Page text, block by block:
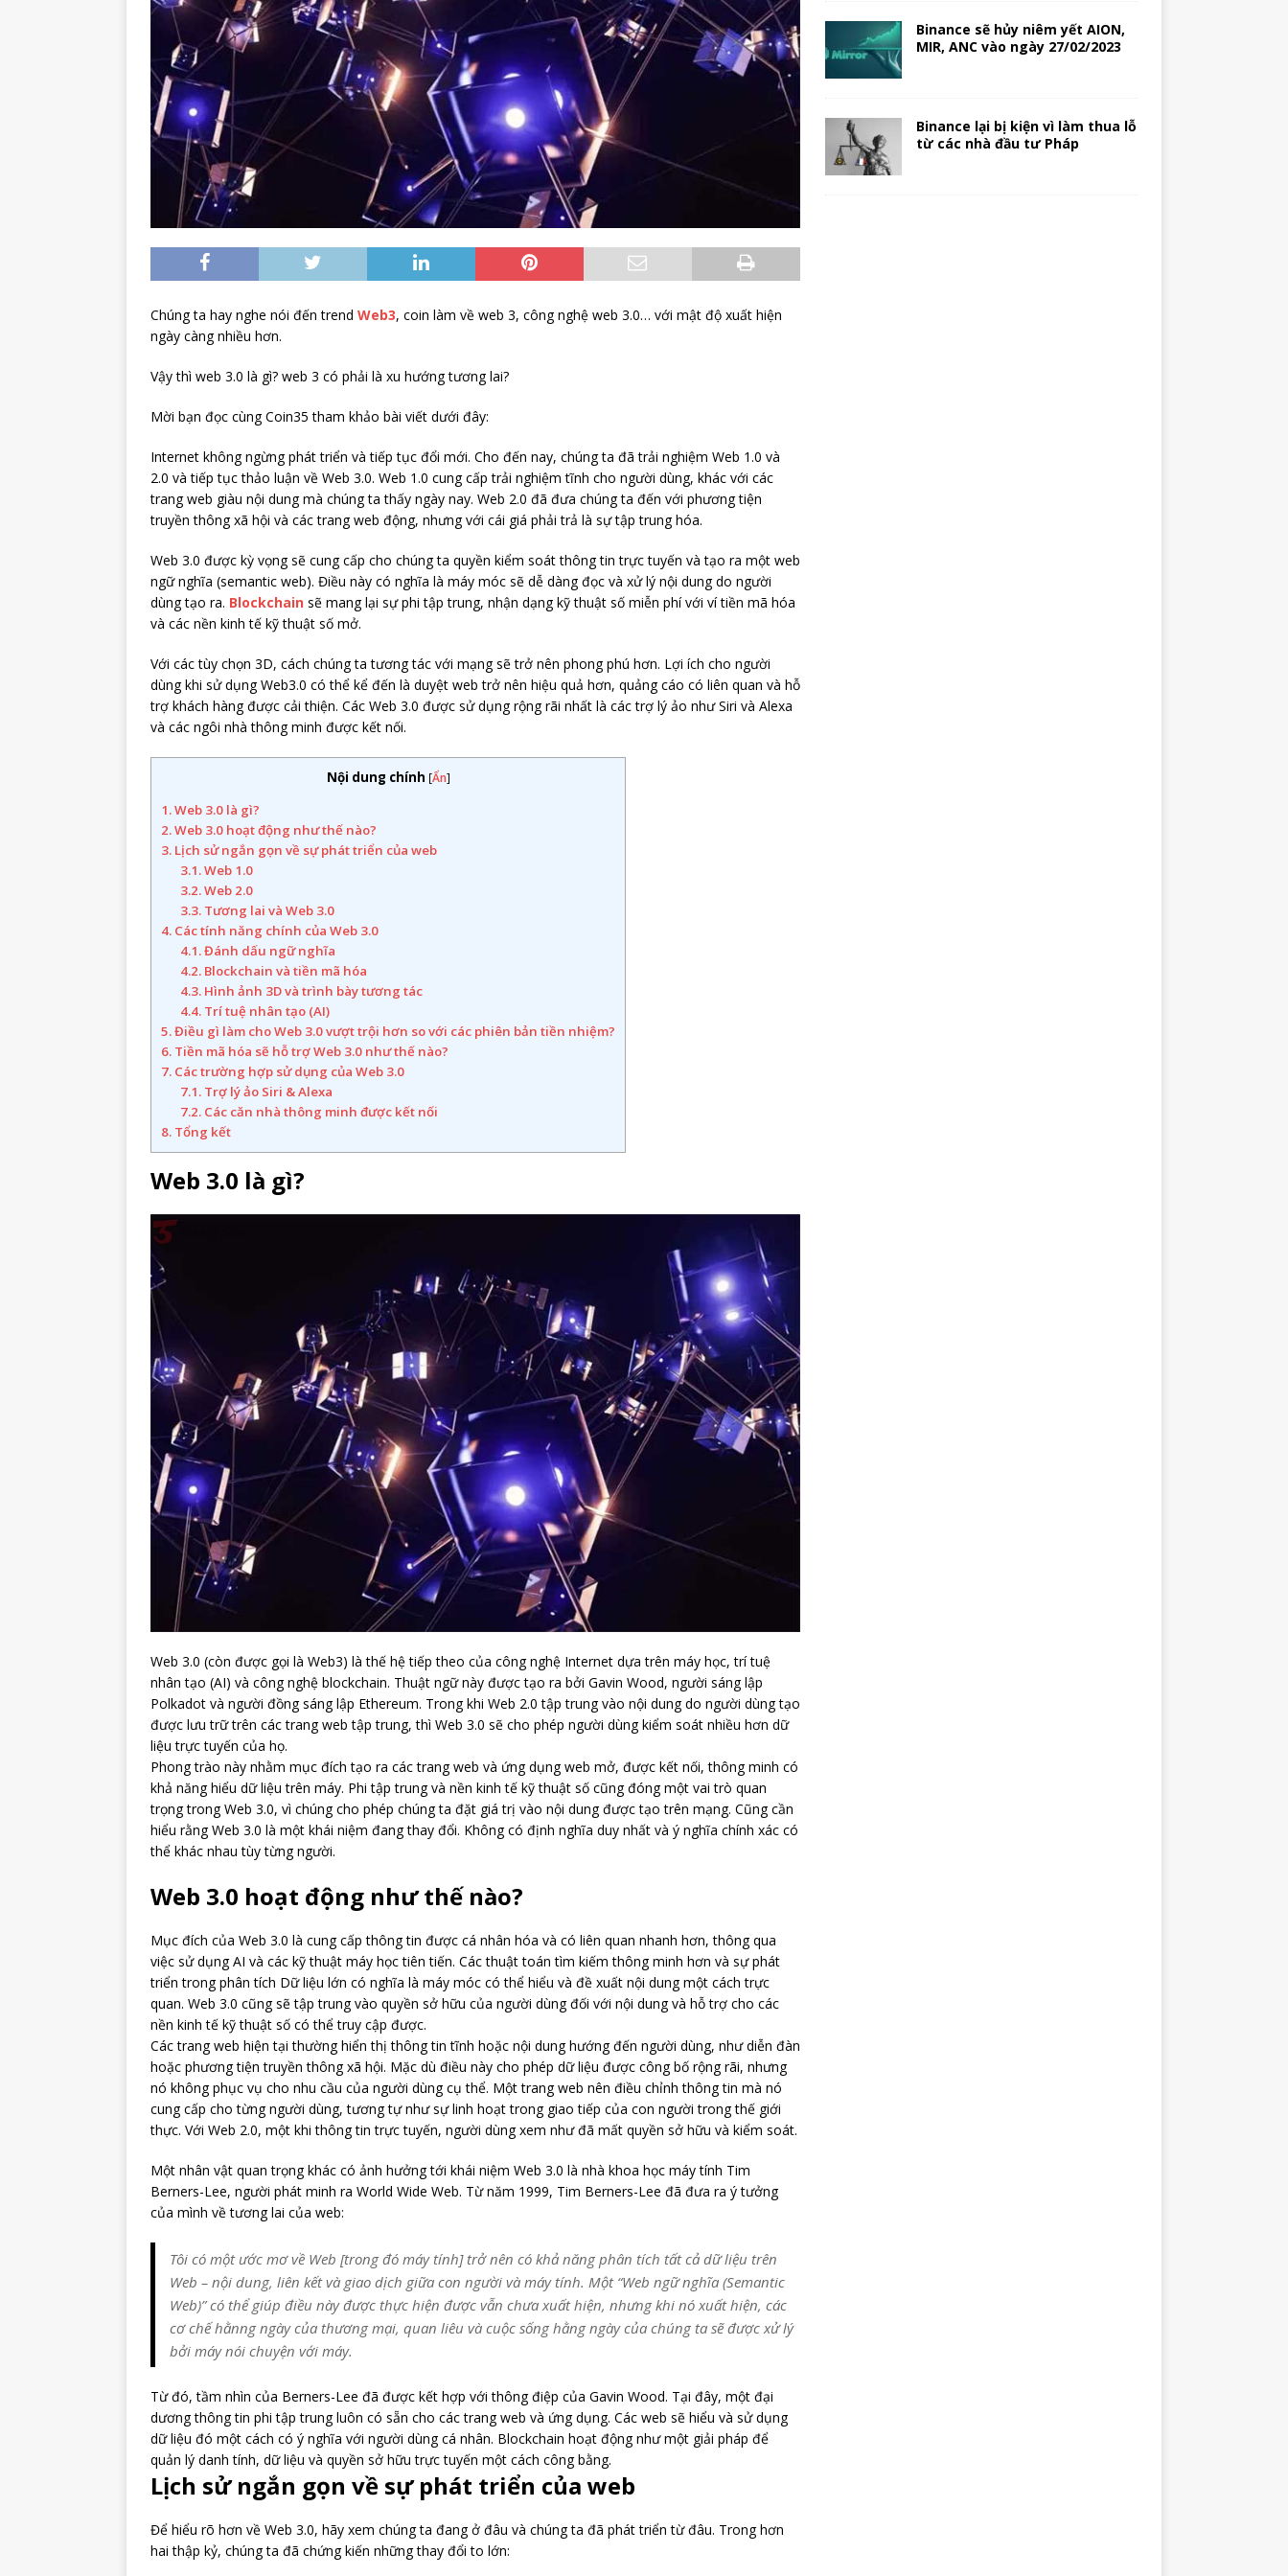
Chúng ta hay nghe nói đến trend Web3, coin làm về web 3, công nghệ web 3.0… với mật độ xuất hiện
ngày càng nhiều hơn.
Vậy thì web 3.0 là gì? web 3 có phải là xu hướng tương lai?
Mời bạn đọc cùng Coin35 tham khảo bài viết dưới đây:
Internet không ngừng phát triển và tiếp tục đổi mới. Cho đến nay, chúng ta đã trải nghiệm Web 1.0 và
2.0 và tiếp tục thảo luận về Web 3.0. Web 1.0 cung cấp trải nghiệm tĩnh cho người dùng, khác với các
trang web giàu nội dung mà chúng ta thấy ngày nay. Web 2.0 đã đưa chúng ta đến với phương tiện
truyền thông xã hội và các trang web động, nhưng với cái giá phải trả là sự tập trung hóa.
Web 3.0 được kỳ vọng sẽ cung cấp cho chúng ta quyền kiểm soát thông tin trực tuyến và tạo ra một web
ngữ nghĩa (semantic web). Điều này có nghĩa là máy móc sẽ dễ dàng đọc và xử lý nội dung do người
dùng tạo ra. Blockchain sẽ mang lại sự phi tập trung, nhận dạng kỹ thuật số miễn phí với ví tiền mã hóa
và các nền kinh tế kỹ thuật số mở.
Với các tùy chọn 3D, cách chúng ta tương tác với mạng sẽ trở nên phong phú hơn. Lợi ích cho người
dùng khi sử dụng Web3.0 có thể kể đến là duyệt web trở nên hiệu quả hơn, quảng cáo có liên quan và hỗ
trợ khách hàng được cải thiện. Các Web 3.0 được sử dụng rộng rãi nhất là các trợ lý ảo như Siri và Alexa
và các ngôi nhà thông minh được kết nối.
Nội dung chính [Ẩn]
1.Web 3.0 là gì?
2.Web 3.0 hoạt động như thế nào?
3. Lịch sử ngắn gọn về sự phát triển của web
3.1.Web 1.0
3.2.Web 2.0
3.3.Tương lai và Web 3.0
4. Các tính năng chính của Web 3.0
4.1.Đánh dấu ngữ nghĩa
4.2.Blockchain và tiền mã hóa
4.3.Hình ảnh 3D và trình bày tương tác
4.4.Trí tuệ nhân tạo (AI)
5.Điều gì làm cho Web 3.0 vượt trội hơn so với các phiên bản tiền nhiệm?
6. Tiền mã hóa sẽ hỗ trợ Web 3.0 như thế nào?
7. Các trường hợp sử dụng của Web 3.0
7.1.Trợ lý ảo Siri & Alexa
7.2.Các căn nhà thông minh được kết nối
8. Tổng kết
Web 3.0 là gì?
Web 3.0 (còn được gọi là Web3) là thế hệ tiếp theo của công nghệ Internet dựa trên máy học, trí tuệ
nhân tạo (AI) và công nghệ blockchain. Thuật ngữ này được tạo ra bởi Gavin Wood, người sáng lập
Polkadot và người đồng sáng lập Ethereum. Trong khi Web 2.0 tập trung vào nội dung do người dùng tạo
được lưu trữ trên các trang web tập trung, thì Web 3.0 sẽ cho phép người dùng kiểm soát nhiều hơn dữ
liệu trực tuyến của họ.
Phong trào này nhằm mục đích tạo ra các trang web và ứng dụng web mở, được kết nối, thông minh có
khả năng hiểu dữ liệu trên máy. Phi tập trung và nền kinh tế kỹ thuật số cũng đóng một vai trò quan
trọng trong Web 3.0, vì chúng cho phép chúng ta đặt giá trị vào nội dung được tạo trên mạng. Cũng cần
hiểu rằng Web 3.0 là một khái niệm đang thay đổi. Không có định nghĩa duy nhất và ý nghĩa chính xác có
thể khác nhau tùy từng người.
Web 3.0 hoạt động như thế nào?
Mục đích của Web 3.0 là cung cấp thông tin được cá nhân hóa và có liên quan nhanh hơn, thông qua
việc sử dụng AI và các kỹ thuật máy học tiên tiến. Các thuật toán tìm kiếm thông minh hơn và sự phát
triển trong phân tích Dữ liệu lớn có nghĩa là máy móc có thể hiểu và đề xuất nội dung một cách trực
quan. Web 3.0 cũng sẽ tập trung vào quyền sở hữu của người dùng đối với nội dung và hỗ trợ cho các
nền kinh tế kỹ thuật số có thể truy cập được.
Các trang web hiện tại thường hiển thị thông tin tĩnh hoặc nội dung hướng đến người dùng, như diễn đàn
hoặc phương tiện truyền thông xã hội. Mặc dù điều này cho phép dữ liệu được công bố rộng rãi, nhưng
nó không phục vụ cho nhu cầu của người dùng cụ thể. Một trang web nên điều chỉnh thông tin mà nó
cung cấp cho từng người dùng, tương tự như sự linh hoạt trong giao tiếp của con người trong thế giới
thực. Với Web 2.0, một khi thông tin trực tuyến, người dùng xem như đã mất quyền sở hữu và kiểm soát.
Một nhân vật quan trọng khác có ảnh hưởng tới khái niệm Web 3.0 là nhà khoa học máy tính Tim
Berners-Lee, người phát minh ra World Wide Web. Từ năm 1999, Tim Berners-Lee đã đưa ra ý tưởng
của mình về tương lai của web:
Tôi có một ước mơ về Web [trong đó máy tính] trở nên có khả năng phân tích tất cả dữ liệu trên
Web – nội dung, liên kết và giao dịch giữa con người và máy tính. Một “Web ngữ nghĩa (Semantic
Web)” có thể giúp điều này được thực hiện được vẫn chưa xuất hiện, nhưng khi nó xuất hiện, các
cơ chế hằnng ngày của thương mại, quan liêu và cuộc sống hằng ngày của chúng ta sẽ được xử lý
bởi máy nói chuyện với máy.
Từ đó, tầm nhìn của Berners-Lee đã được kết hợp với thông điệp của Gavin Wood. Tại đây, một đại
dương thông tin phi tập trung luôn có sẵn cho các trang web và ứng dụng. Các web sẽ hiểu và sử dụng
dữ liệu đó một cách có ý nghĩa với người dùng cá nhân. Blockchain hoạt động như một giải pháp để
quản lý danh tính, dữ liệu và quyền sở hữu trực tuyến một cách công bằng.
Lịch sử ngắn gọn về sự phát triển của web
Để hiểu rõ hơn về Web 3.0, hãy xem chúng ta đang ở đâu và chúng ta đã phát triển từ đâu. Trong hơn
hai thập kỷ, chúng ta đã chứng kiến những thay đổi to lớn:
Binance sẽ hủy niêm yết AION,
MIR, ANC vào ngày 27/02/2023
Binance lại bị kiện vì làm thua lỗ
từ các nhà đầu tư Pháp